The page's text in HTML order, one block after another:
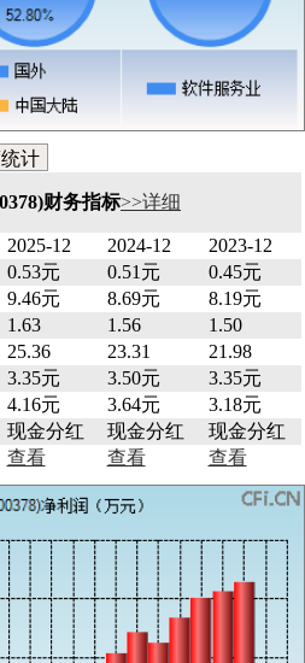
计
财务指标>>详细
2025-12 2024-12
2023-12
0.53元 0.51元
0.45元
9.46元 8.69元
8.19元
1.63 1.56
1.50
25.36 23.31
21.98
3.35元 3.50元
3.35元
4.16元 3.64元
3.18元
现金分红 现金分红
现金分红
查看 查看 查看